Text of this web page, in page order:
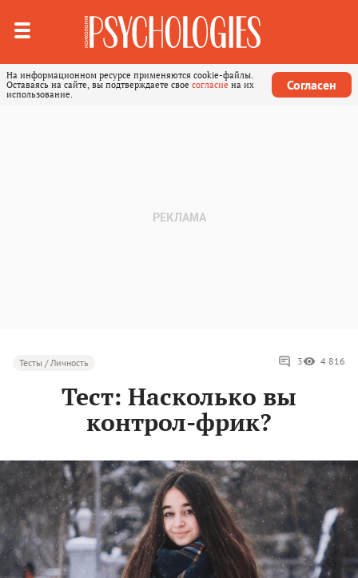
На информационном ресурсе применяются cookie-файлы.
Оставаясь на сайте, вы подтверждаете свое согласие на их
использование.
Согласен
Тесты / Личность 3 4 816
Тест: Насколько вы
контрол-фрик?